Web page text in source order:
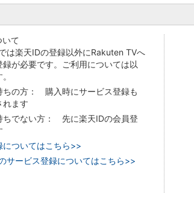
いて
は楽天IDの登録以外にRakuten TVへ
が必要です。ご利用については以
ちの方： 購入時にサービス登録も
れます
ちでない方： 先に楽天IDの会員登
についてはこちら>>
サービス登録についてはこちら>>